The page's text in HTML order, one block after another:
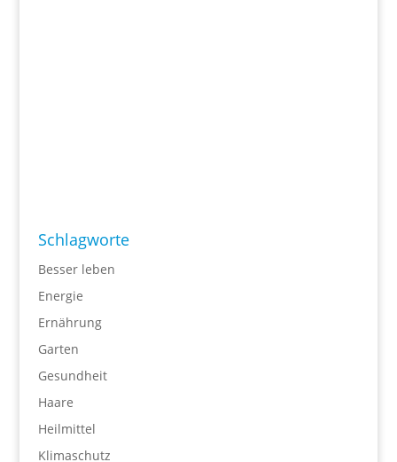
Schlagworte
Besser leben
Energie
Ernährung
Garten
Gesundheit
Haare
Heilmittel
Klimaschutz